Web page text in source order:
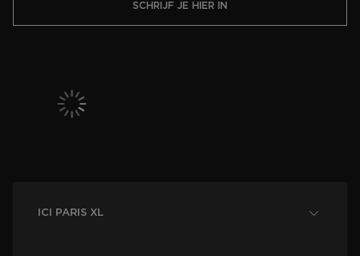
SCHRIJF JE HIER IN
ICI PARIS XL